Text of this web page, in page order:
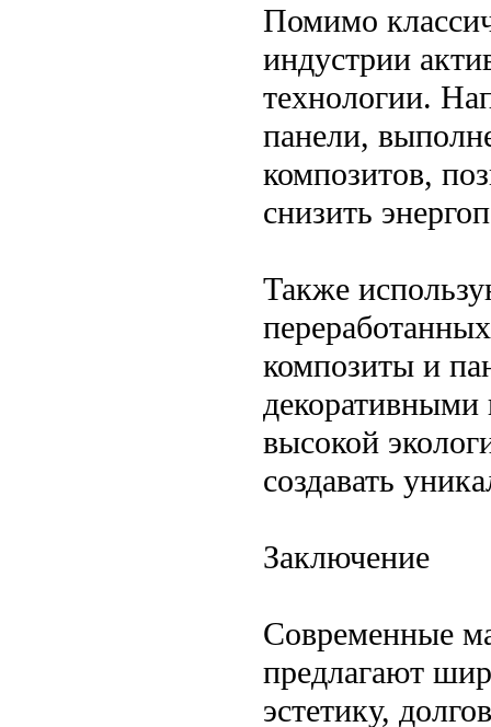
Помимо
индустрии
технологии.
панели,
композитов,
снизить
Также
композиты и
декоративными
высокой
создавать
Заключение
Современные
предлагают
эстетику,